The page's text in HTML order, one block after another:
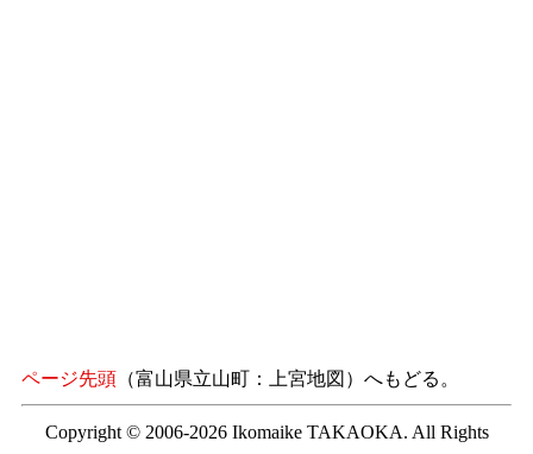
ページ先頭 （富山県立山町：上宮地図）へもどる。
Copyright © 2006-2026 Ikomaike TAKAOKA. All Rights